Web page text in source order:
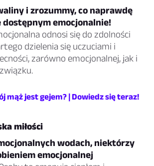
i zrozummy, co naprawdę
dostępnym emocjonalnie!
odnosi się do zdolności
dzielenia się uczuciami i
zarówno emocjonalnej, jak i
mąż jest gejem? | Dowiedz się teraz!
miłości
wodach, niektórzy
emocjonalnej